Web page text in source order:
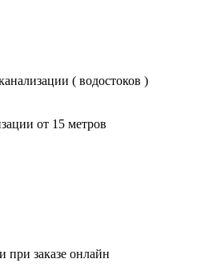
( водостоков )
от 15 метров
при заказе онлайн